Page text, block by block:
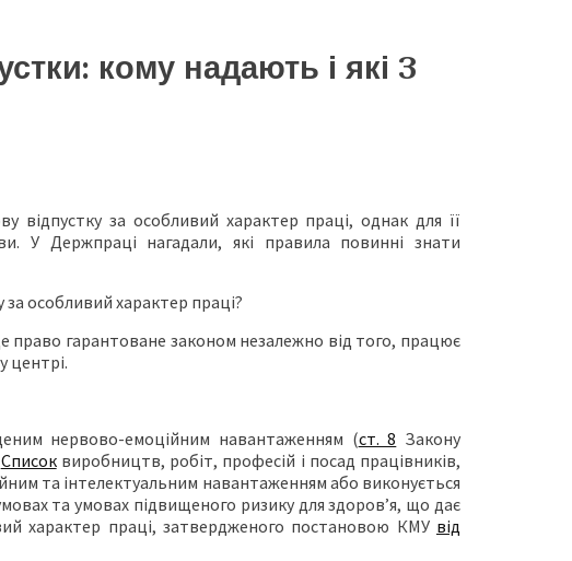
кому надають і які 3
за особливий характер праці, однак для її
У Держпраці нагадали, які правила повинні знати
особливий характер праці?
право гарантоване законом незалежно від того, працює
центрі.
нервово-емоційним навантаженням (ст. 8 Закону
Списоквиробництв, робіт, професій і посад працівників,
та інтелектуальним навантаженням або виконується
та умовах підвищеного ризику для здоров’я, що дає
характер праці, затвердженого постановою КМУ від